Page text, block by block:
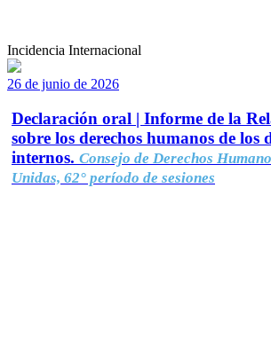
Incidencia Internacional
26 de junio de 2026
Declaración oral | Informe de la
sobre los derechos humanos de los
internos. Consejo de Derechos
Unidas, 62° período de sesiones